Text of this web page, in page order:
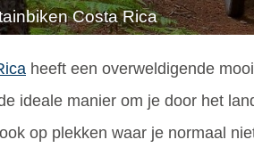
Costa Rica
heeft een overweldigende
ideale manier om je door het
op plekken waar je normaal